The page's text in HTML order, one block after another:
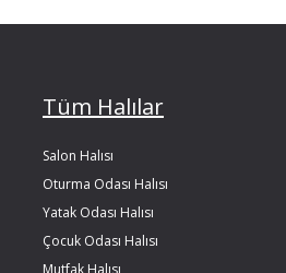
Tüm Halılar
Salon Halısı
Oturma Odası Halısı
Yatak Odası Halısı
Çocuk Odası Halısı
Mutfak Halısı